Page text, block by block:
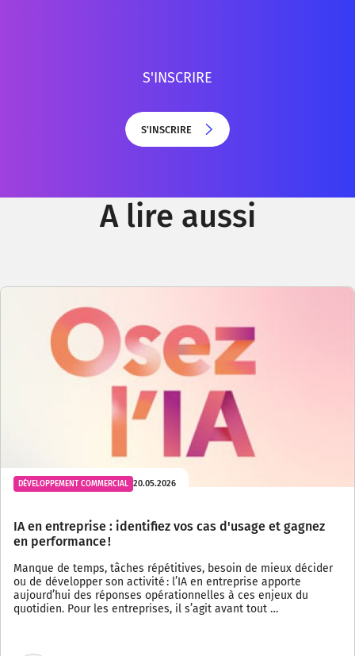
S'INSCRIRE
S'INSCRIRE
A lire aussi
DÉVELOPPEMENT COMMERCIAL 20.05.2026
IA en entreprise : identifiez vos cas d'usage et gagnez
en performance !
Manque de temps, tâches répétitives, besoin de mieux décider
ou de développer son activité : l’IA en entreprise apporte
aujourd’hui des réponses opérationnelles à ces enjeux du
quotidien. Pour les entreprises, il s’agit avant tout …